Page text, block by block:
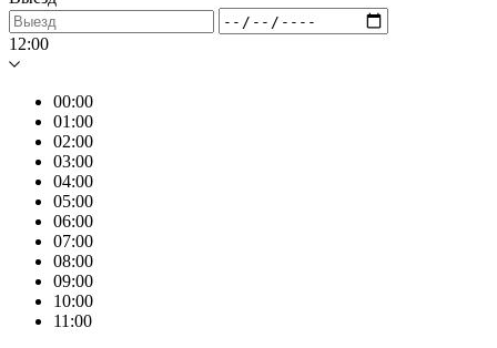
12:00
00:00
01:00
02:00
03:00
04:00
05:00
06:00
07:00
08:00
09:00
10:00
11:00